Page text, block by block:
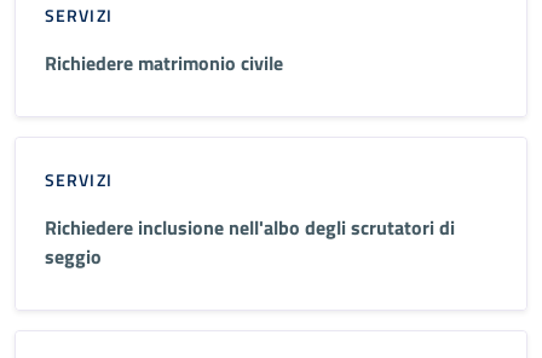
SERVIZI
Richiedere matrimonio civile
SERVIZI
Richiedere inclusione nell'albo degli scrutatori di
seggio